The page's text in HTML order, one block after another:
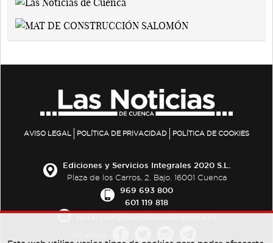
AVISO LEGAL POLÍTICA DE PRIVACIDAD POLÍTICA DE COOKIES
Ediciones y Servicios Integrales 2020 S.L.
Plaza de los Carros, 2. Bajo. 16001 Cuenca
969 693 800
601 119 818